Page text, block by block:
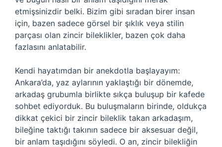
etmişsinizdir belki. Bizim gibi sıradan birer insan
için, bazen sadece görsel bir şıklık veya stilin
parçası olan zincir bileklikler, bazen çok daha
fazlasını anlatabilir.
Kendi hayatımdan bir anekdotla başlayayım:
Ankara’da, yaz aylarının yaklaştığı bir dönemde,
arkadaş grubumla birlikte sıkça buluşup bir kafede
sohbet ediyorduk. Bu buluşmaların birinde, oldukça
dikkat çekici bir zincir bileklik takan arkadaşım,
bileğine taktığı takının sadece bir aksesuar değil,
bir anlam taşıdığını söyledi. O an, zincir bilekliğin